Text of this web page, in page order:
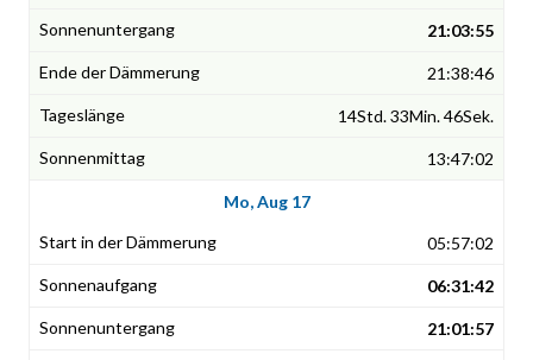
21:03:55
21:38:46
14Std. 33Min. 46Sek.
13:47:02
Mo, Aug 17
05:57:02
06:31:42
21:01:57